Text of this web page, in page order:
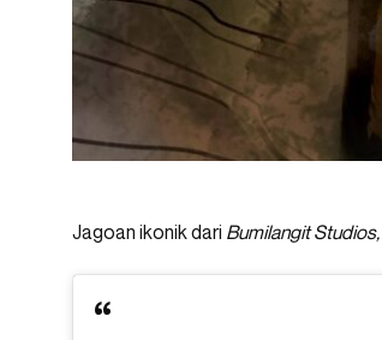
Jagoan ikonik dari Bumilangit Studios,